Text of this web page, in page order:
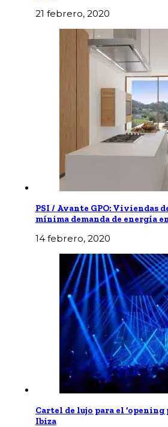
21 febrero, 2020
PSI / Avante GPO: Viviendas
mínima demanda de energía
14 febrero, 2020
Cartel de lujo para el ‘opening
Ibiza